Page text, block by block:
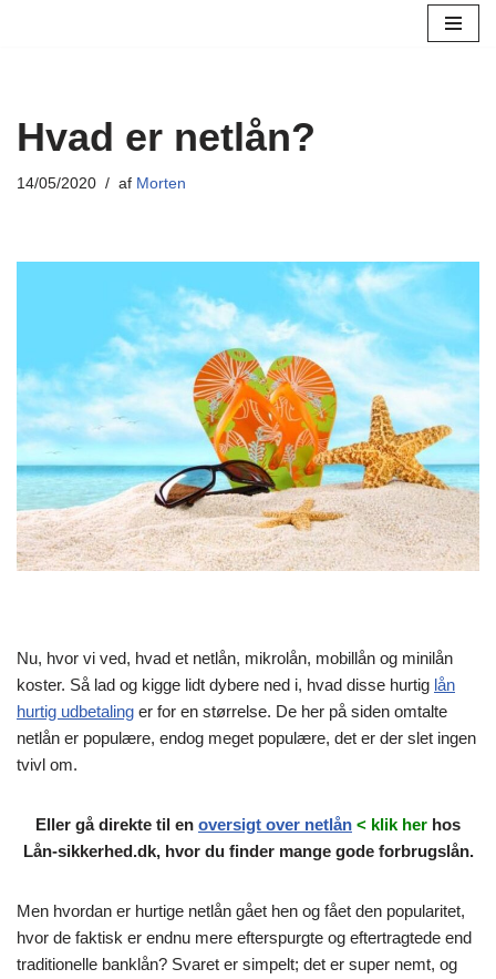
Hvad er netlån?
14/05/2020 af Morten
Nu, hvor vi ved, hvad et netlån, mikrolån, mobillån og minilån
koster. Så lad og kigge lidt dybere ned i, hvad disse hurtig lån
hurtig udbetaling er for en størrelse. De her på siden omtalte
netlån er populære, endog meget populære, det er der slet ingen
tvivl om.
Eller gå direkte til en oversigt over netlån < klik her hos
Lån-sikkerhed.dk, hvor du finder mange gode forbrugslån.
Men hvordan er hurtige netlån gået hen og fået den popularitet,
hvor de faktisk er endnu mere efterspurgte og eftertragtede end
traditionelle banklån? Svaret er simpelt; det er super nemt, og